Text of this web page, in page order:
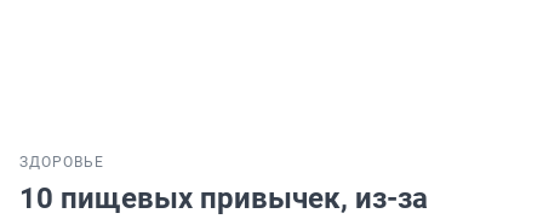
ЗДОРОВЬЕ
10 пищевых привычек, из-за